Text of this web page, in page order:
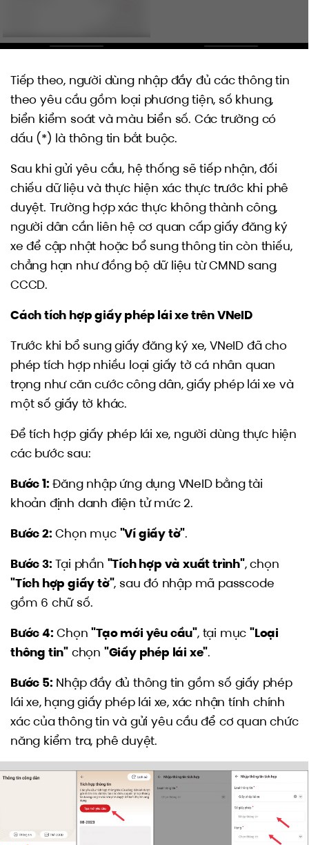
Tiếp theo, người dùng nhập đầy đủ các thông tin
theo yêu cầu gồm loại phương tiện, số khung,
biển kiểm soát và màu biển số. Các trường có
dấu (*) là thông tin bắt buộc.
Sau khi gửi yêu cầu, hệ thống sẽ tiếp nhận, đối
chiếu dữ liệu và thực hiện xác thực trước khi phê
duyệt. Trường hợp xác thực không thành công,
người dân cần liên hệ cơ quan cấp giấy đăng ký
xe để cập nhật hoặc bổ sung thông tin còn thiếu,
chẳng hạn như đồng bộ dữ liệu từ CMND sang
CCCD.
Cách tích hợp giấy phép lái xe trên VNeID
Trước khi bổ sung giấy đăng ký xe, VNeID đã cho
phép tích hợp nhiều loại giấy tờ cá nhân quan
trọng như căn cước công dân, giấy phép lái xe và
một số giấy tờ khác.
Để tích hợp giấy phép lái xe, người dùng thực hiện
các bước sau:
Bước 1: Đăng nhập ứng dụng VNeID bằng tài
khoản định danh điện tử mức 2.
Bước 2: Chọn mục "Ví giấy tờ".
Bước 3: Tại phần "Tích hợp và xuất trình", chọn
"Tích hợp giấy tờ", sau đó nhập mã passcode
gồm 6 chữ số.
Bước 4: Chọn"Tạo mới yêu cầu", tại mục"Loại
thông tin" chọn "Giấy phép lái xe".
Bước 5: Nhập đầy đủ thông tin gồm số giấy phép
lái xe, hạng giấy phép lái xe, xác nhận tính chính
xác của thông tin và gửi yêu cầu để cơ quan chức
năng kiểm tra, phê duyệt.